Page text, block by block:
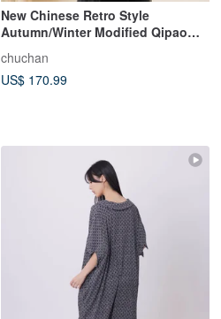
New Chinese Retro Style
Autumn/Winter Modified Qipao
chuchan
US$ 170.99